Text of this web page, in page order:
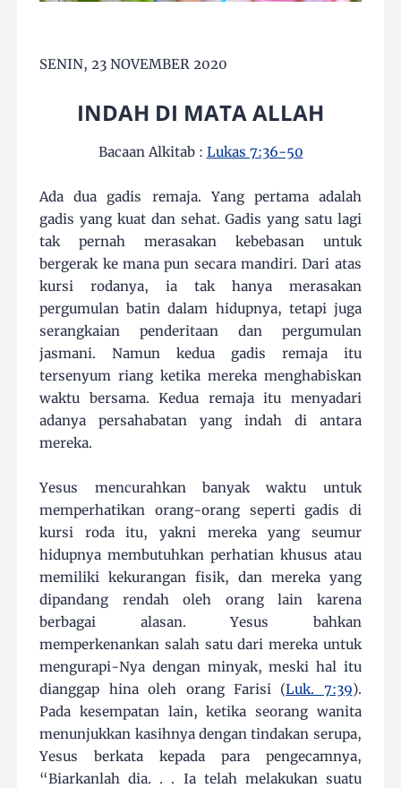
SENIN, 23 NOVEMBER 2020
INDAH DI MATA ALLAH
Bacaan Alkitab : Lukas 7:36-50
Ada dua gadis remaja. Yang pertama adalah
gadis yang kuat dan sehat. Gadis yang satu lagi
tak pernah merasakan kebebasan untuk
bergerak ke mana pun secara mandiri. Dari atas
kursi rodanya, ia tak hanya merasakan
pergumulan batin dalam hidupnya, tetapi juga
serangkaian penderitaan dan pergumulan
jasmani. Namun kedua gadis remaja itu
tersenyum riang ketika mereka menghabiskan
waktu bersama. Kedua remaja itu menyadari
adanya persahabatan yang indah di antara
mereka.
Yesus mencurahkan banyak waktu untuk
memperhatikan orang-orang seperti gadis di
kursi roda itu, yakni mereka yang seumur
hidupnya membutuhkan perhatian khusus atau
memiliki kekurangan fisik, dan mereka yang
dipandang rendah oleh orang lain karena
berbagai alasan. Yesus bahkan
memperkenankan salah satu dari mereka untuk
mengurapi-Nya dengan minyak, meski hal itu
dianggap hina oleh orang Farisi (Luk. 7:39).
Pada kesempatan lain, ketika seorang wanita
menunjukkan kasihnya dengan tindakan serupa,
Yesus berkata kepada para pengecamnya,
“Biarkanlah dia. . . Ia telah melakukan suatu